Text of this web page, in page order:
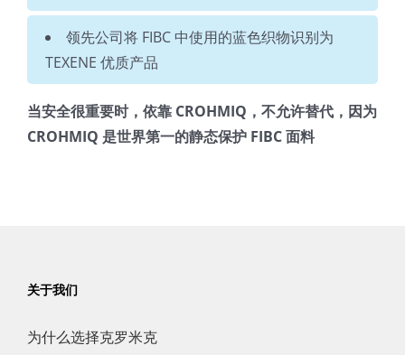
领先公司将 FIBC 中使用的蓝色织物识别为
TEXENE 优质产品
当安全很重要时，依靠 CROHMIQ，不允许替代，因为
CROHMIQ 是世界第一的静态保护 FIBC 面料
关于我们
为什么选择克罗米克